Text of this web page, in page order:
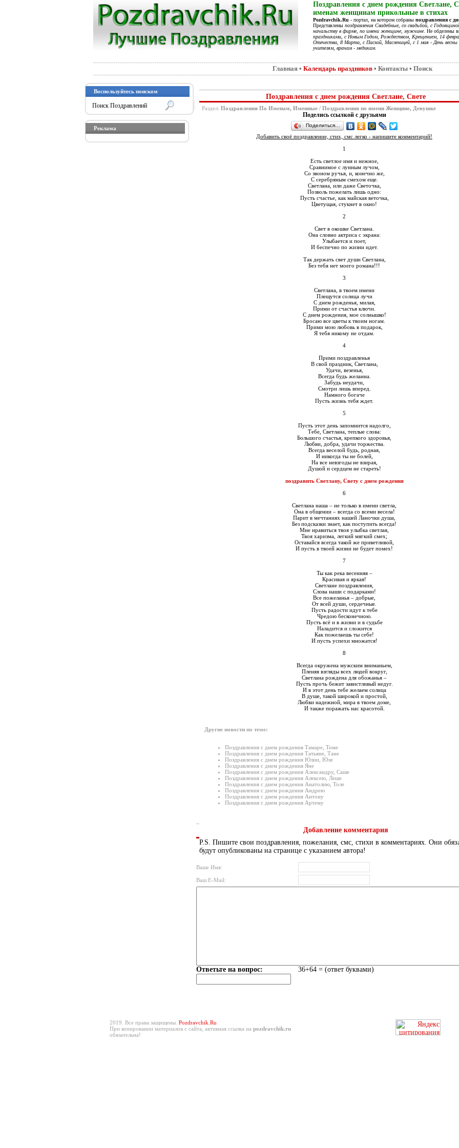
Поздравления с днем рождения Светлане,
именам женщинам прикольные в стихах
Pozdravchik.Ru - портал, на котором собраны поздравления с
Представлены поздравления Свадебные, со свадьбой, с
начальству в фирме, по имени женщине, мужчине. Не обделены
праздниками, с Новым Годом, Рождеством, Крещением, 14
Отечества, 8 Марта, с Пасхой, Масленицей, с 1 мая - День
учителям, врачам - медикам
Главная • Календарь праздников • Контакты • Поиск
Воспользуйтесь поиском
Реклама
Поздравления с днем рождения Светлане, Свете
Раздел: Поздравления По Именам, Именные/ Поздравления по имени Женщине, Девушке
Поделись ссылкой с друзьями
Поделиться…
Добавить своё поздравление, стих, смс легко - напишите комментарий!
1
Есть светлое имя и нежное,
Сравнимое с лунным лучом,
Со звоном ручья, и, конечно же,
С серебряным смехом еще.
Светлана, или даже Светочка,
Позволь пожелать лишь одно:
Пусть счастье, как майская веточка,
Цветущая, стукнет в окно!
2
Свет в окошке Светлана.
Она словно актриса с экрана:
Улыбается и поет,
И беспечно по жизни идет.
Так держать свет души Светлана,
Без тебя нет моего романа!!!
3
Светлана, в твоем имени
Плещутся солнца лучи
С днем рожденья, милая,
Прими от счастья ключи.
С днем рождения, мое солнышко!
Бросаю все цветы к твоим ногам.
Прими мою любовь в подарок,
Я тебя никому не отдам.
4
Прими поздравленья
В свой праздник, Светлана,
Удачи, везенья,
Всегда будь желанна.
Забудь неудачи,
Смотри лишь вперед.
Намного богаче
Пусть жизнь тебя ждет.
5
Пусть этот день запомнится надолго,
Тебе, Светлана, теплые слова:
Большого счастья, крепкого здоровья,
Любви, добра, удачи торжества.
Всегда веселой будь, родная,
И никогда ты не болей,
На все невзгоды не взирая,
Душой и сердцем не стареть!
поздравить Светлану, Свету с днем рождения
6
Светлана наша – не только в имени светла,
Она в общении – всегда со всеми весела!
Парит в мечтаниях нашей Ланочки душа,
Без подсказки знает, как поступить всегда!
Мне нравиться твоя улыбка светлая,
Твоя харизма, легкий мягкий смех;
Оставайся всегда такой же приветливой,
И пусть в твоей жизни не будет помех!
7
Ты как река весенняя –
Красивая и яркая!
Светлане поздравления,
Слова наши с подарками!
Все пожеланья – добрые,
От всей души, сердечные.
Пусть радости идут к тебе
Чредою бесконечною.
Пусть всё и в жизни и в судьбе
Наладится и сложится
Как пожелаешь ты себе!
И пусть успехи множатся!
8
Всегда окружена мужским вниманьем,
Пленяя взгляды всех людей вокруг,
Светлана рождена для обожанья –
Пусть прочь бежит завистливый недуг.
И в этот день тебе желаем солнца
В душе, такой широкой и простой,
Любви надежной, мира в твоем доме,
И также поражать нас красотой.
Другие новости по теме:
Поздравления с днем рождения Тамаре, Томе
Поздравления с днем рождения Татьяне, Тане
Поздравления с днем рождения Юлии, Юле
Поздравления с днем рождения Яне
Поздравления с днем рождения Александру, Саше
Поздравления с днем рождения Алексею, Леше
Поздравления с днем рождения Анатолию, Толе
Поздравления с днем рождения Андрею
Поздравления с днем рождения Антону
Поздравления с днем рождения Артему
Добавление комментария
P.S. Пишите свои поздравления, пожелания, смс, стихи в комментариях. Они
будут опубликованы на странице с указанием автора!
Ваше Имя:
Ваш E-Mail:
Ответьте на вопрос: 36+64 = (ответ буквами)
2019. Все права защищены. Pozdravchik.Ru
При копировании материалов с сайта, активная ссылка на pozdravchik.ru
обязательна!